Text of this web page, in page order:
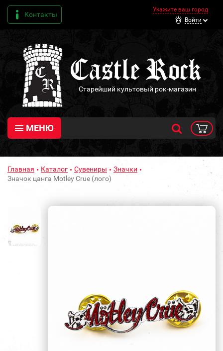
Контакты
Укажите ваш город
Войти
Старейший культовый рок-магазин
МЕНЮ
Главная Каталог Сувениры
Значки
Значок цанга Motley Crue (лого)